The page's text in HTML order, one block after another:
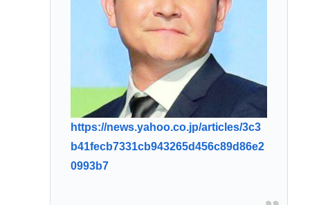
https://news.yahoo.co.jp/articles/3c3
b41fecb7331cb943265d456c89d86e2
0993b7